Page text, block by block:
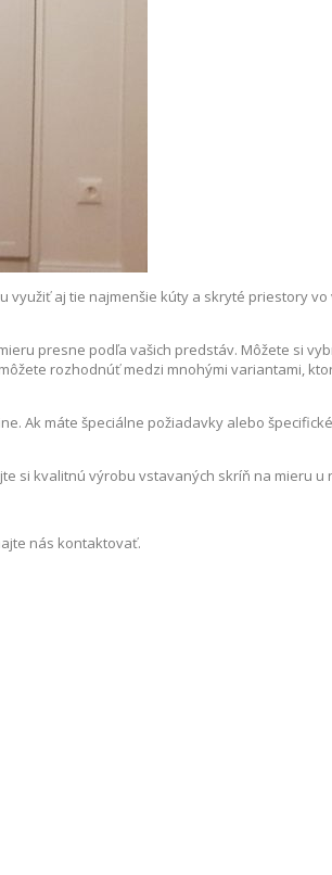
aj tie najmenšie kúty a skryté priestory vo
presne podľa vašich predstáv. Môžete si
rozhodnúť medzi mnohými variantami,
Ak máte špeciálne požiadavky alebo
si kvalitnú výrobu vstavaných skríň na mieru u
nás kontaktovať.